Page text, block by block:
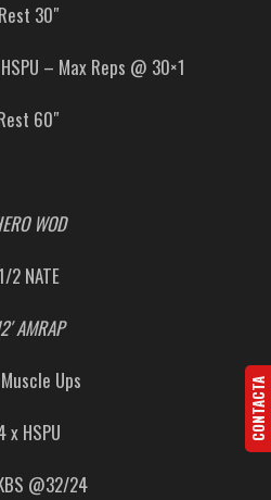
Rest 30″
– Max Reps @ 30×1
60″
WOD
2 NATE
AMRAP
Ups
x HSPU
@32/24
CONTACTA